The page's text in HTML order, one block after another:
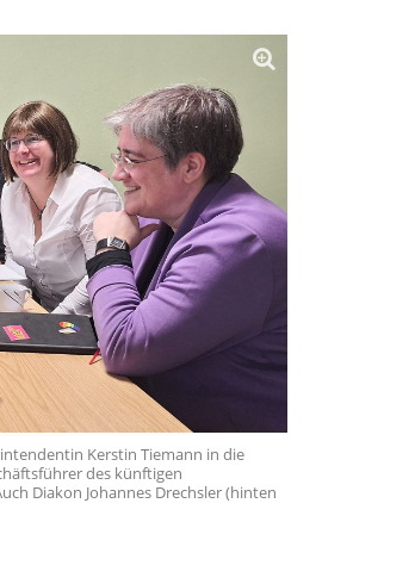
Kerstin Tiemann in die
des künftigen
Diakon Johannes Drechsler (hinten